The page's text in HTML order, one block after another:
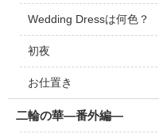
Wedding Dressは何色？
初夜
お仕置き
二輪の華―番外編―